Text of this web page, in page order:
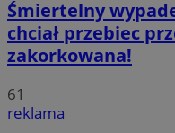
Śmiertelny
chciał przebiec
zakorkowana!
61
reklama